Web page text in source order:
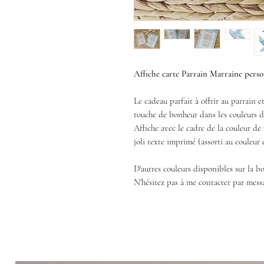
Affiche carte Parrain Marraine
Le cadeau parfait à offrir au parrain
touche de bonheur dans les couleurs
Affiche avec le cadre de la couleur
joli texte imprimé (assorti au couleur
D'autres couleurs disponibles sur la
N'hésitez pas à me contacter par